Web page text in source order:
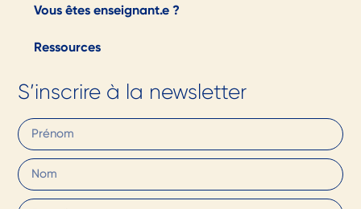
Vous êtes enseignant.e ?
Ressources
S’inscrire à la newsletter